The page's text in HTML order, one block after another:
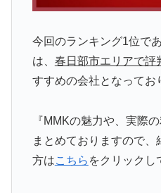
今回のランキング1位で
は、 春日部市エリアで評
すすめの会社となってお
『MMKの魅力や、実際
まとめておりますので
方はこちら をクリックし